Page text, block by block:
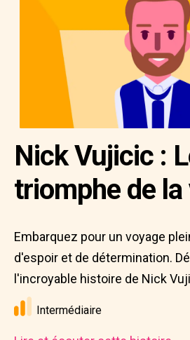
Nick Vujicic :
triomphe de
Embarquez pour un voyage
d'espoir et de détermination.
l'incroyable histoire de Nick
Intermédiaire